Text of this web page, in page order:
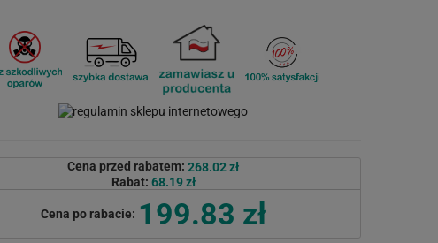
Cena przed rabatem: 268.02 zł
Rabat: 68.19 zł
Cena po rabacie: 199.83 zł